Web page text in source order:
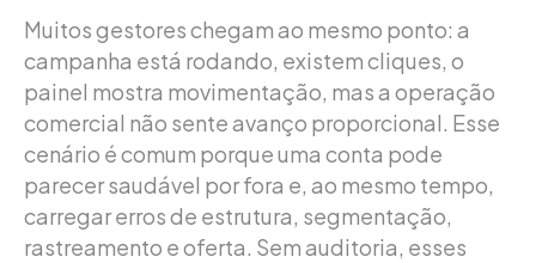
Muitos gestores chegam ao mesmo ponto: a
campanha está rodando, existem cliques, o
painel mostra movimentação, mas a operação
comercial não sente avanço proporcional. Esse
cenário é comum porque uma conta pode
parecer saudável por fora e, ao mesmo tempo,
carregar erros de estrutura, segmentação,
rastreamento e oferta. Sem auditoria, esses